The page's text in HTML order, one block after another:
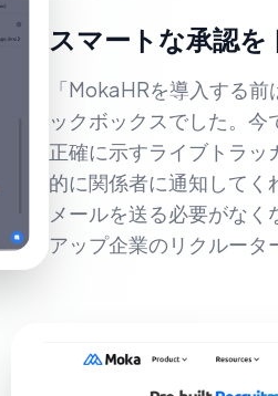
スマートな承認を
「MokaHRを導入する
ックボックスでした。
正確に示すライブトラ
的に関係者に通知して
メールを送る必要がな
アップ企業のリクルータ